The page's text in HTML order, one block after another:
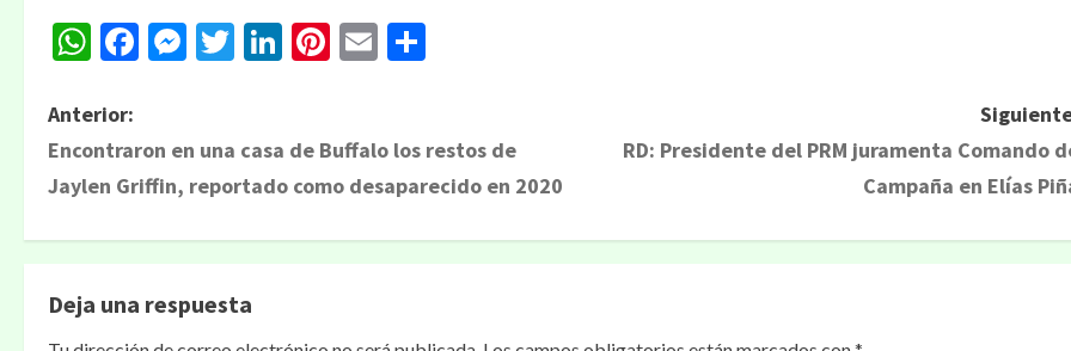
WhatsApp
Facebook
Messenger
Twitter
LinkedIn
Pinterest
Email
Anterior:
Encontraron en una casa de Buffalo los restos de
Jaylen Griffin, reportado como desaparecido en 2020
RD: Presidente del PRM juramenta Comando
Campaña en Elías
Deja una respuesta